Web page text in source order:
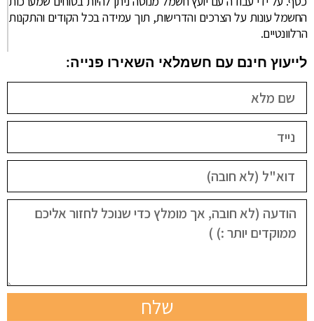
החשמל עונות על הצרכים והדרישות, תוך עמידה בכל הקודים והתקנות
הרלוונטיים.
לייעוץ חינם עם חשמלאי השאירו פנייה:
שלח